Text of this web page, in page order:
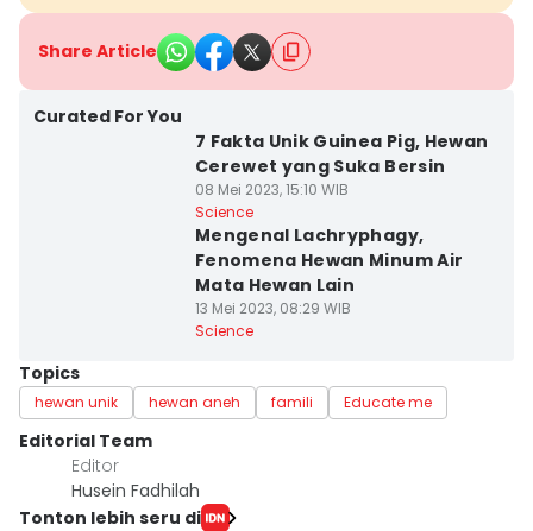
Share Article
Curated For You
7 Fakta Unik Guinea Pig, Hewan
Cerewet yang Suka Bersin
08 Mei 2023, 15:10 WIB
Science
Mengenal Lachryphagy,
Fenomena Hewan Minum Air
Mata Hewan Lain
13 Mei 2023, 08:29 WIB
Science
Topics
hewan unik hewan aneh famili Educate me
Editorial Team
Editor
Husein Fadhilah
Tonton lebih seru di